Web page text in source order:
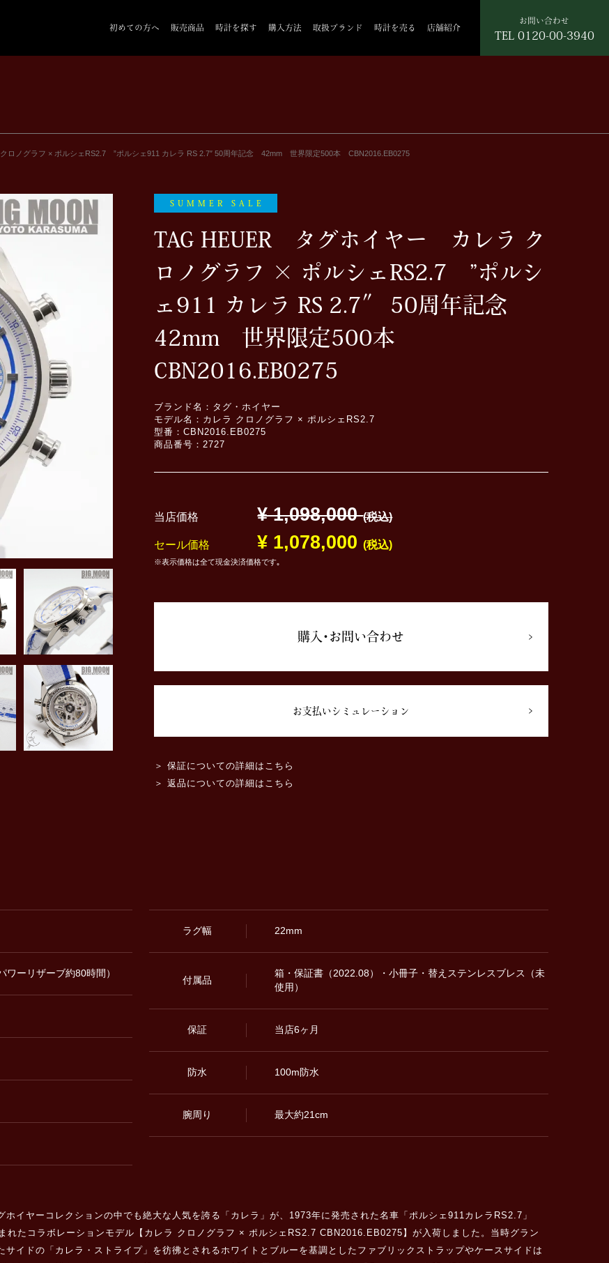
初めての方へ 販売商品 時計を探す 購入方法 取扱ブランド 時計を売る 店舗紹介
お問い合わせ
TEL 0120-00-3940
ノグラフ × ポルシェRS2.7 ”ポルシェ911 カレラ RS 2.7″ 50周年記念 42mm 世界限定500本 CBN2016.EB0275
SUMMER SALE
TAG HEUER タグホイヤー カレラ ク
ロノグラフ × ポルシェRS2.7 ”ポルシ
ェ911 カレラ RS 2.7″ 50周年記念
42mm 世界限定500本
CBN2016.EB0275
ブランド名：タグ・ホイヤー
モデル名：カレラ クロノグラフ × ポルシェRS2.7
型番：CBN2016.EB0275
商品番号：2727
当店価格 ¥ 1,098,000(税込)
セール価格 ¥ 1,078,000(税込)
※表示価格は全て現金決済価格です｡
購入･お問い合わせ
お支払いシミュレーション
＞ 保証についての詳細はこちら
＞ 返品についての詳細はこちら
ワーリザーブ約80時間）
ラグ幅 22mm
付属品
箱・保証書（2022.08）・小冊子・替えステンレスブレス（未
使用）
保証 当店6ヶ月
防水 100m防水
腕周り 最大約21cm
イヤーコレクションの中でも絶大な人気を誇る「カレラ」が、1973年に発売された名車「ポルシェ911カレラRS2.7」
れたコラボレーションモデル【カレラ クロノグラフ × ポルシェRS2.7 CBN2016.EB0275】が入荷しました。当時グラン
イドの「カレラ・ストライプ」を彷彿とされるホワイトとブルーを基調としたファブリックストラップやケースサイドは